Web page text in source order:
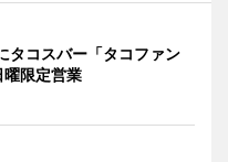
タコスバー「タコファン
限定営業